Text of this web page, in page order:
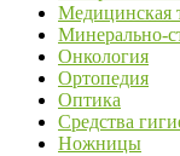
Медицинская
Минерально-
Онкология
Ортопедия
Оптика
Средства
Ножницы